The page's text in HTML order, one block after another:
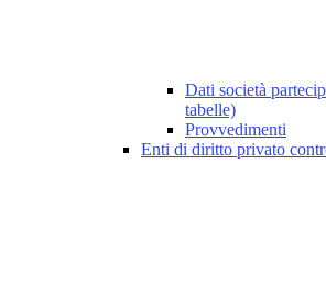
Dati società
tabelle)
Provvedimenti
Enti di diritto privato